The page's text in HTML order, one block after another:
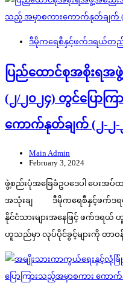
ဒီမိုကရေစီနှင့်ဖက်ဒရယ်တည်ဆ
ပြည်ထောင်စုအစိုးရ
(၂/၂၀၂၄) တွင်ပြောက
ကောက်နုတ်ချက် (၂-၂-
Main Admin
February 3, 2024
ဖွဲ့စည်းပုံအခြေခံဥပဒေပါ ပေးအပ်
အသုံးချ ဒီမိုကရေစီနှင့်ဖက်ဒရယ်
နိုင်ငံသားများအနေဖြင့် ဖက်ဒ
ဟူသည်မှာ လုပ်ပိုင်ခွင့်များကို တာဝန်